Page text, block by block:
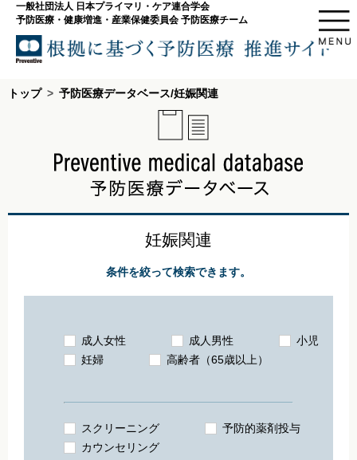
一般社団法人 日本プライマリ・ケア連合学会
予防医療・健康増進・産業保健委員会 予防医療チーム
トップ 予防医療データベース/妊娠関連
妊娠関連
条件を絞って検索できます。
成人女性 成人男性
小児
妊婦
高齢者（65歳以上）
スクリーニング
予防的薬剤投与
カウンセリング